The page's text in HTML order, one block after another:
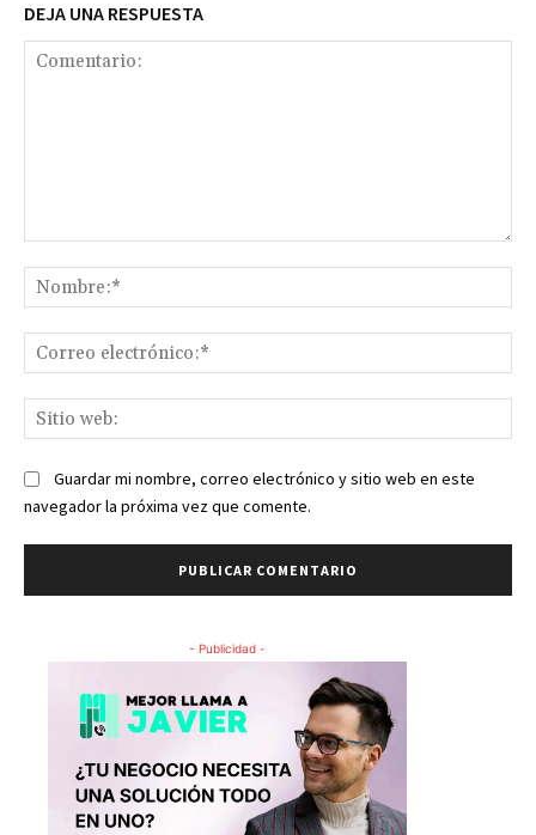
DEJA UNA RESPUESTA
Guardar mi nombre, correo electrónico y sitio web en este
navegador la próxima vez que comente.
- Publicidad -